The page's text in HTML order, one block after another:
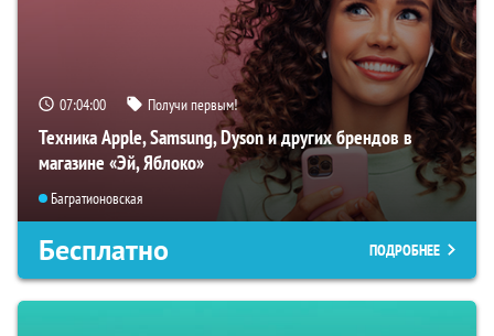
07:03:59 Получи первым!
Техника Apple, Samsung, Dyson и других брендов в
магазине «Эй, Яблоко»
Багратионовская
Бесплатно ПОДРОБНЕЕ